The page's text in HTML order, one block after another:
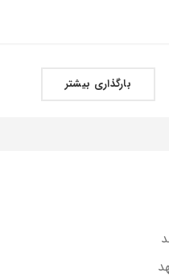
بارگذاری بیشتر